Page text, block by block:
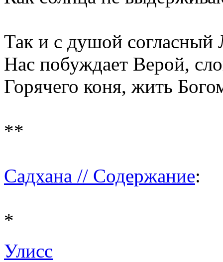
Так и с душой
Нас побуждает Верой,
Горячего коня, жить
**
Садхана // Содержание:
*
Улисс